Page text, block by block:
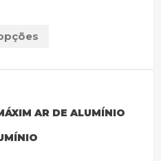
AR DE ALUMÍNIO